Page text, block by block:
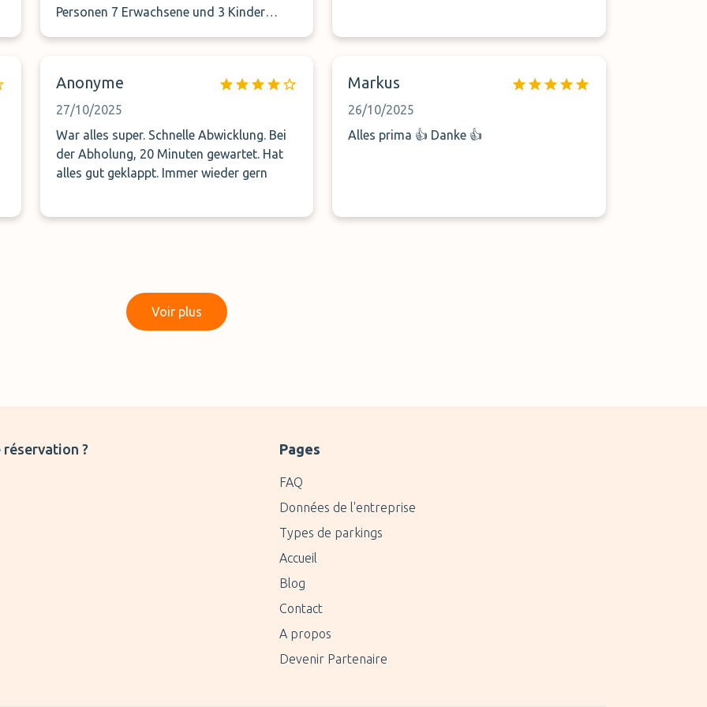
Personen 7 Erwachsene und 3 Kinder
Platz für alle gab, weil man 2 fremde
Personen mit genommen hat anstatt die
ganze Familie. Werde da nie wieder
buchen .
Anonyme
27/10/2025
War alles super. Schnelle Abwicklung. Bei
der Abholung, 20 Minuten gewartet. Hat
alles gut geklappt. Immer wieder gern
Markus
26/10/2025
Alles prima 👍 Danke 👍
Voir plus
? Pages
FAQ
Données de l'entreprise
Types de parkings
Accueil
Blog
Contact
A propos
Devenir Partenaire